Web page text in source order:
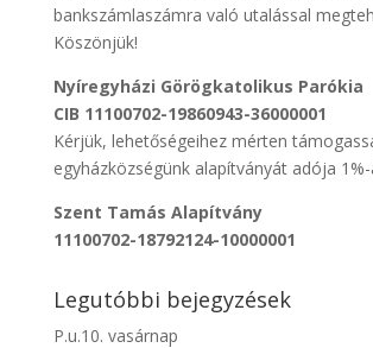
bankszámlaszámra való utalással
Köszönjük!
Nyíregyházi Görögkatolikus Parókia
CIB 11100702-19860943-36000001
Kérjük, lehetőségeihez mérten
egyházközségünk alapítványát adója 1%-
Szent Tamás Alapítvány
11100702-18792124-10000001
Legutóbbi bejegyzések
P.u.10. vasárnap